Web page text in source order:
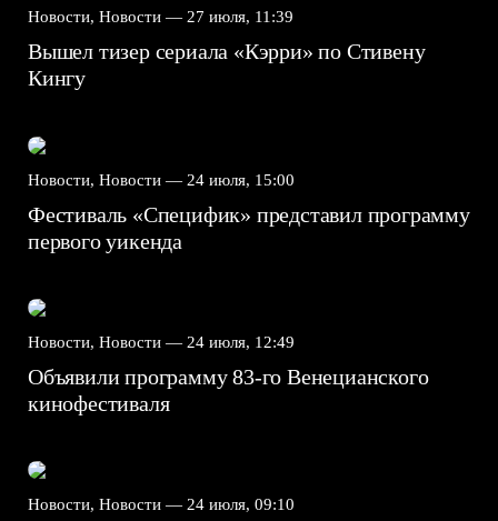
Новости, Новости — 27 июля, 11:39
Вышел тизер сериала «Кэрри» по Стивену
Кингу
Новости, Новости — 24 июля, 15:00
Фестиваль «Специфик» представил программу
первого уикенда
Новости, Новости — 24 июля, 12:49
Объявили программу 83-го Венецианского
кинофестиваля
Новости, Новости — 24 июля, 09:10